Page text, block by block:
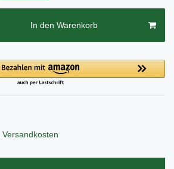
In den Warenkorb
Versandkosten